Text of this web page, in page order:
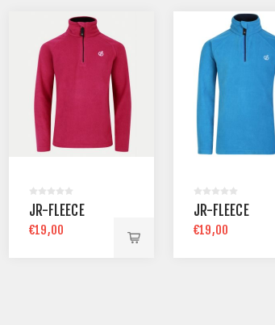
JR-FLEECE
€19,00
JR-FLEECE
€19,00